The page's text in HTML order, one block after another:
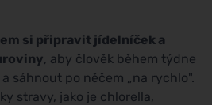
si připravit jídelníček a
, aby člověk během týdne
sáhnout po něčem „na rychlo".
stravy, jako je chlorella,